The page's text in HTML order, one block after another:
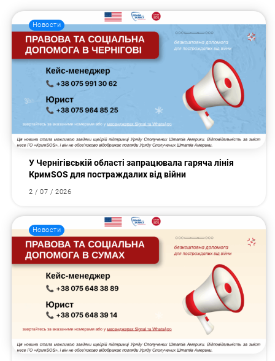
Новости
У Чернігівській області запрацювала гаряча лінія
КримSOS для постраждалих від війни
2 / 07 / 2026
Новости